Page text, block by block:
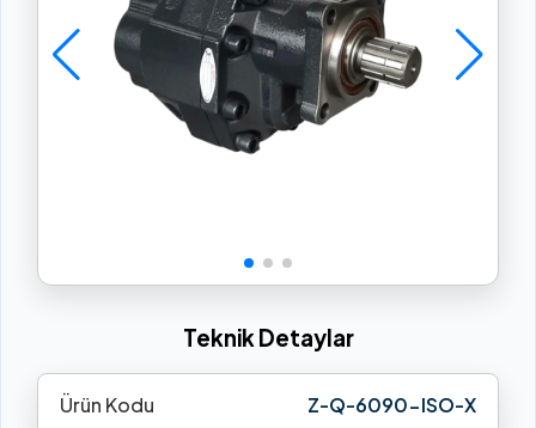
Teknik Detaylar
Ürün Kodu Z-Q-6090-ISO-X